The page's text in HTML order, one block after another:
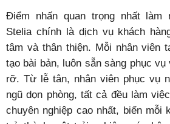
Điểm nhấn quan trọng nhất làm
Stelia chính là dịch vụ khách
tâm và thân thiện. Mỗi nhân viên
tạo bài bản, luôn sẵn sàng phục
rỡ. Từ lễ tân, nhân viên phục vụ
ngũ dọn phòng, tất cả đều làm
chuyên nghiệp cao nhất, biến mỗi